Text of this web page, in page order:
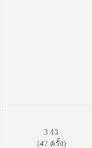
3.43
(47 ครั้ง)